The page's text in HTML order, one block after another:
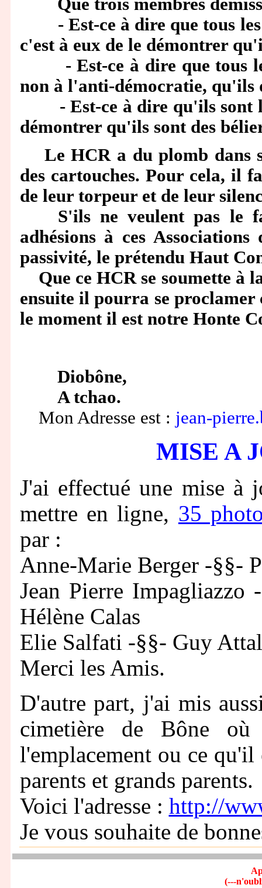
Que trois membres
- Est-ce à dire que tous les
c'est à eux de le démontrer
- Est-ce à dire que tous
non à l'anti-démocratie, qu'ils
- Est-ce à dire qu'ils sont
démontrer qu'ils sont des
Le HCR a du plomb dans
des cartouches. Pour cela, il
de leur torpeur et de leur
S'ils ne veulent pas le
adhésions à ces
passivité, le prétendu Haut
Que ce HCR se soumette à
ensuite il pourra se
le moment il est notre Honte
Diobône,
A tchao.
Mon Adresse est : jean-
MISE A
J'ai effectué une mise à
mettre en ligne, 35
par :
Anne-Marie Berger -§§-
Jean Pierre Impagliazzo
Hélène Calas
Elie Salfati -§§- Guy
Merci les Amis.
D'autre part, j'ai mis
cimetière de Bône
l'emplacement ou ce qu'il
parents et grands parents.
Voici l'adresse : http://
Je vous souhaite de
(---